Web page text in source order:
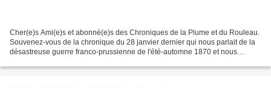
Cher(e)s Ami(e)s et abonné(e)s des Chroniques de la Plume et du Rouleau.
Souvenez-vous de la chronique du 28 janvier dernier qui nous parlait de la
désastreuse guerre franco-prussienne de l'été-automne 1870 et nous